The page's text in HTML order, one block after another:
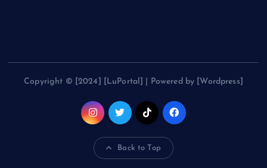
Copyright © [2024] [LuPortal] | Powered by [Wordpress]
Back to Top